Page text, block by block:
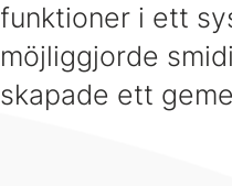
funktioner i ett
möjliggjorde
skapade ett